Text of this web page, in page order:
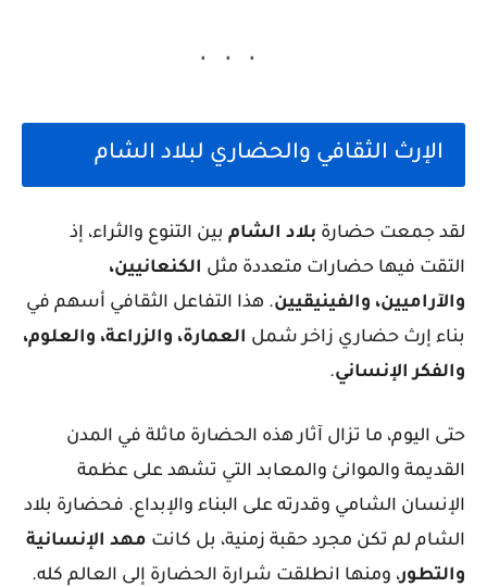
الإرث الثقافي والحضاري لبلاد الشام
لقد جمعت حضارة بلاد الشام بين التنوع والثراء، إذ
التقت فيها حضارات متعددة مثل الكنعانيين،
والآراميين، والفينيقيين. هذا التفاعل الثقافي أسهم في
بناء إرث حضاري زاخر شمل العمارة، والزراعة، والعلوم،
والفكر الإنساني.
حتى اليوم، ما تزال آثار هذه الحضارة ماثلة في المدن
القديمة والموانئ والمعابد التي تشهد على عظمة
الإنسان الشامي وقدرته على البناء والإبداع. فحضارة بلاد
الشام لم تكن مجرد حقبة زمنية، بل كانت مهد الإنسانية
والتطور، ومنها انطلقت شرارة الحضارة إلى العالم كله.